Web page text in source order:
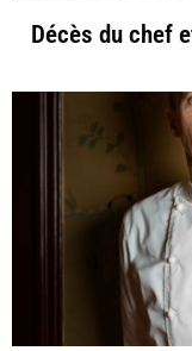
Décès du chef